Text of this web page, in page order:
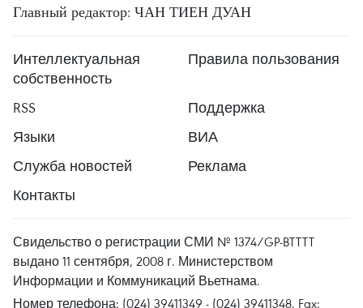
Главный редактор: ЧАН ТИЕН ДУАН
Интеллектуальная
собственность
Правила пользования
RSS
Поддержка
Языки
ВИА
Служба новостей
Реклама
Контакты
Свидельство о регистрации СМИ № 1374/GP-BTTTT
выдано 11 сентября, 2008 г. Министерством
Информации и Коммуникаций Вьетнама.
Номер телефона: (024) 39411349 - (024) 39411348, Fax: